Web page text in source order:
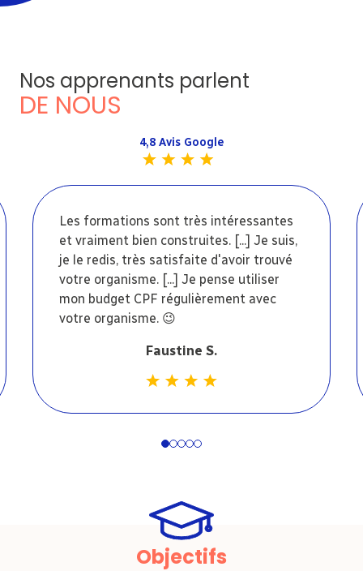
Nos apprenants parlent
DE NOUS
4,8 Avis Google
Les formations sont très intéressantes
et vraiment bien construites. [...] Je suis,
je le redis, très satisfaite d'avoir trouvé
votre organisme. [...] Je pense utiliser
mon budget CPF régulièrement avec
votre organisme. 😉
Faustine S.
12345
Objectifs